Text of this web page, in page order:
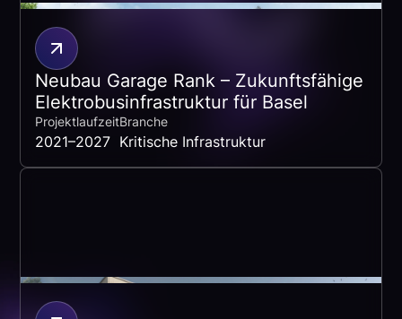
Neubau Garage Rank – Zukunfts­fähige
Elektrobus­infrastruktur für Basel
Projektlaufzeit
2021–2027
Branche
Kritische Infrastruktur